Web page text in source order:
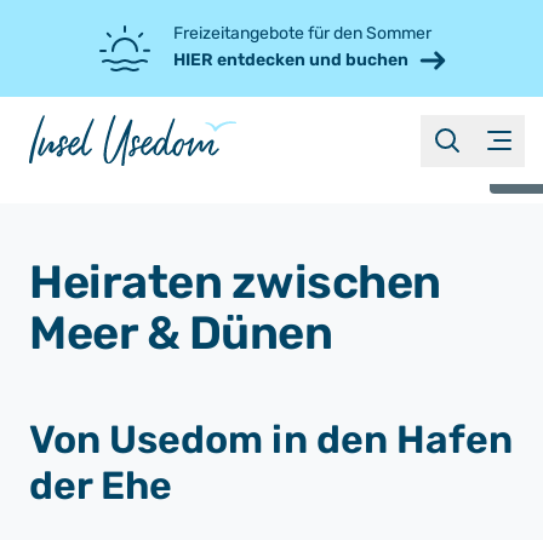
Freizeitangebote für den Sommer
HIER entdecken und buchen
Menü
suchen
Heiraten zwischen
Meer & Dünen
Von Usedom in den Hafen
der Ehe